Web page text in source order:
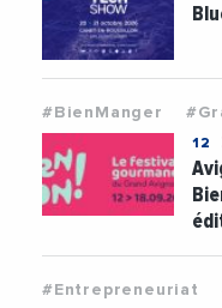
#BienManger
12
#Entrepreneuriat